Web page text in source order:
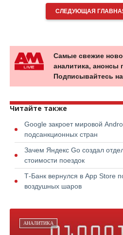
СЛЕДУЮЩАЯ
Самые свежие
аналитика, анонсы
Подписывайтесь
Читайте также
Google закроет мировой
подсанкционных стран
Зачем Яндекс Go создал
стоимости поездок
Т-Банк вернулся в App Store
воздушных шаров
АНАЛИТИКА